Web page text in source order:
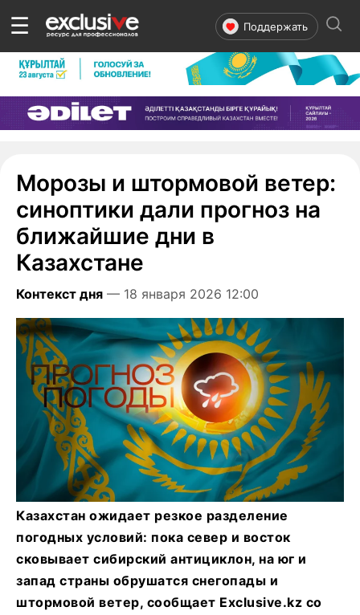
☰ Поддержать
Морозы и штормовой ветер:
синоптики дали прогноз на
ближайшие дни в
Казахстане
Контекст дня — 18 января 2026 12:00
Казахстан ожидает резкое разделение
погодных условий: пока север и восток
сковывает сибирский антициклон, на юг и
запад страны обрушатся снегопады и
штормовой ветер, сообщает Exclusive.kz со